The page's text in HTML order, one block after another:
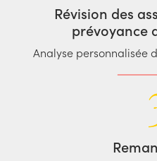
Révision des
prévoyance
Analyse personnalisée